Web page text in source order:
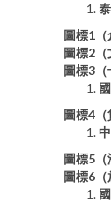
圖標1（
圖標2（
圖標3（
圖標4（
圖標5（
圖標6（